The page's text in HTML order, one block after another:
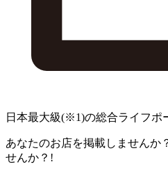
日本最大級(※1)の総合ライフポ
あなたのお店を掲載しませんか
せんか？!